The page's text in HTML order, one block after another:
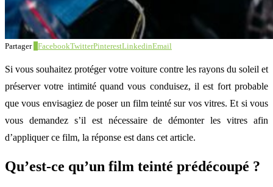
Partager FacebookTwitterPinterestLinkedinEmail
Si vous souhaitez protéger votre voiture contre les rayons du soleil et
préserver votre intimité quand vous conduisez, il est fort probable
que vous envisagiez de poser un film teinté sur vos vitres. Et si vous
vous demandez s’il est nécessaire de démonter les vitres afin
d’appliquer ce film, la réponse est dans cet article.
Qu’est-ce qu’un film teinté prédécoupé ?